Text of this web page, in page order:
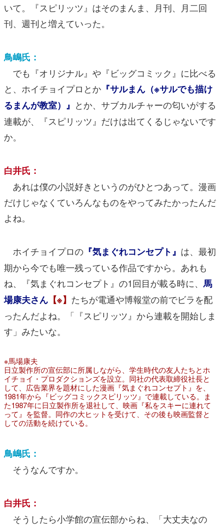
いて。『スピリッツ』はそのまんま、月刊、月二回
刊、週刊と増えていった。
鳥嶋氏：
でも『オリジナル』や『ビッグコミック』に比べる
と、ホイチョイプロとか 『サルまん（※サルでも描け
るまんが教室）』 とか、サブカルチャーの匂いがする
連載が、『スピリッツ』だけは出てくるじゃないです
か。
白井氏：
あれは僕の小説好きというのがひとつあって。漫画
だけじゃなくていろんなものをやってみたかったんだ
よね。
ホイチョイプロの 『気まぐれコンセプト』 は、最初
期から今でも唯一残っている作品ですから。あれも
ね、『気まぐれコンセプト』の1回目が載る時に、 馬
場康夫さん 【※】 たちが電通や博報堂の前でビラを配
ったんだよね。「『スピリッツ』から連載を開始しま
す」みたいな。
※馬場康夫
日立製作所の宣伝部に所属しながら、学生時代の友人たちとホ
イチョイ・プロダクションズを設立。同社の代表取締役社長と
して、広告業界を題材にした漫画『気まぐれコンセプト』を、
1981年から『ビッグコミックスピリッツ』で連載している。ま
た1987年に日立製作所を退社して、映画『私をスキーに連れて
って』を監督。同作の大ヒットを受けて、その後も映画監督と
しての活動を続けている。
鳥嶋氏：
そうなんですか。
白井氏：
そうしたら小学館の宣伝部からね、「大丈夫なの